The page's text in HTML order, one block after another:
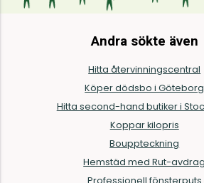
Andra sökte även
Hitta återvinningscentral
Köper dödsbo i Göteborg
Hitta second-hand butiker i
Koppar kilopris
Bouppteckning
Hemstäd med Rut-avdrag